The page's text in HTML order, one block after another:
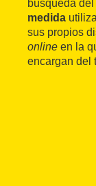
búsqueda
medida
sus propios
online en la
encargan del